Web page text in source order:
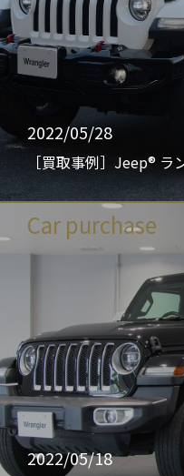
2022/05/28
［買取事例］Jeep®
Car purchase
2022/05/18